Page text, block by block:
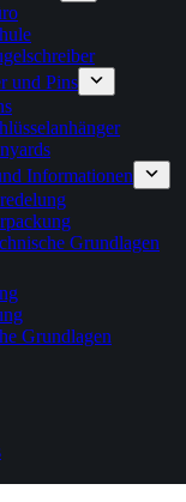
und Pins
Informationen
Grundlagen
Grundlagen